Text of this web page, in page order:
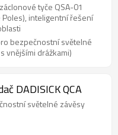
tyče QSA-01
Poles), inteligentní řešení
bezpečnostní světelné
vnějšími drážkami)
DADISICK QCA
světelné závěsy